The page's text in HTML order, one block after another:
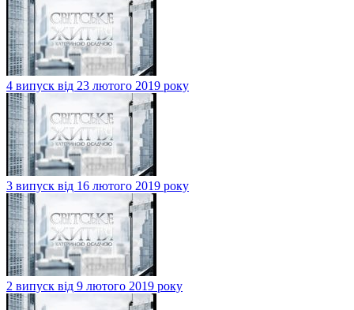
4 випуск від 23 лютого 2019 року
3 випуск від 16 лютого 2019 року
2 випуск від 9 лютого 2019 року